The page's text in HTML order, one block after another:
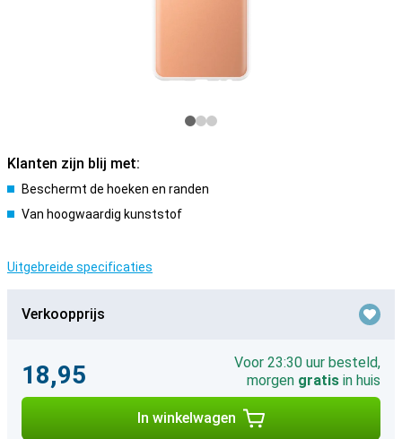
Klanten zijn blij met:
Beschermt de hoeken en randen
Van hoogwaardig kunststof
Uitgebreide specificaties
Verkoopprijs
18,95
Voor 23:30 uur besteld,
morgen gratis in huis
In winkelwagen